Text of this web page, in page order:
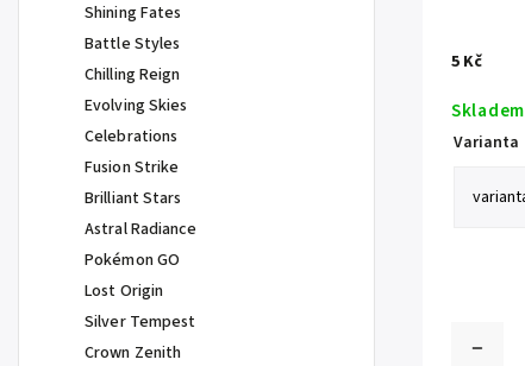
Shining Fates
Battle Styles
Chilling Reign
Evolving Skies
Celebrations
Fusion Strike
Brilliant Stars
Astral Radiance
Pokémon GO
Lost Origin
Silver Tempest
Crown Zenith
5 Kč
Skladem
Varianta